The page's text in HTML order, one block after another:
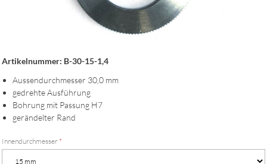
Artikelnummer: B-30-15-1,4
Aussendurchmesser 30,0 mm
gedrehte Ausführung
Bohrung mit Passung H7
gerändelter Rand
Innendurchmesser *